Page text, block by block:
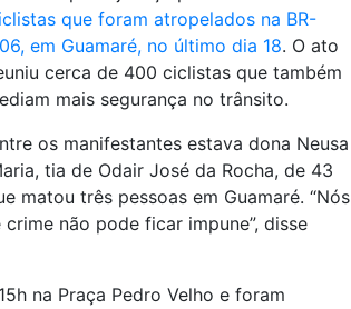
que foram atropelados na BR-
em Guamaré, no último dia 18. O ato
cerca de 400 ciclistas que também
mais segurança no trânsito.
os manifestantes estava dona Neusa
tia de Odair José da Rocha, de 43
matou três pessoas em Guamaré. “Nós
não pode ficar impune”, disse
na Praça Pedro Velho e foram